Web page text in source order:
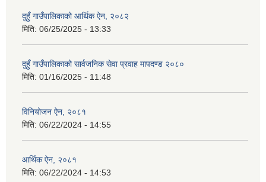
दुहुँ गाउँपालिकाको आर्थिक ऐन, २०८२
मिति: 06/25/2025 - 13:33
दुहुँ गाउँपालिकाको सार्वजनिक सेवा प्रवाह मापदण्ड २०८०
मिति: 01/16/2025 - 11:48
विनियोजन ऐन, २०८१
मिति: 06/22/2024 - 14:55
आर्थिक ऐन, २०८१
मिति: 06/22/2024 - 14:53